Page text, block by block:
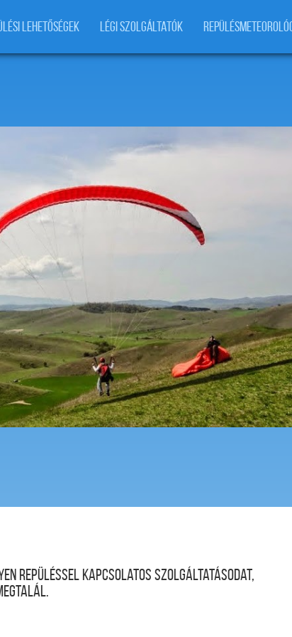
LEHETŐSÉGEK LÉGI SZOLGÁLTATÓK
repüléssel kapcsolatos szolgáltatásodat,